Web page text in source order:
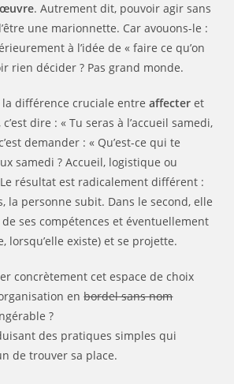
. Autrement dit, pouvoir agir sans
une marionnette. Car avouons-le :
à l’idée de « faire ce qu’on
rien décider ? Pas grand monde.
la différence cruciale entreaffecter et
dire : « Tu seras à l’accueil samedi,
demander : « Qu’est-ce qui te
samedi ? Accueil, logistique ou
résultat est radicalement différent :
la personne subit. Dans le second, elle
ses compétences et éventuellement
lorsqu’elle existe) et se projette.
concrètement cet espace de choix
enbordel sans nom
?
des pratiques simples qui
de trouver sa place.